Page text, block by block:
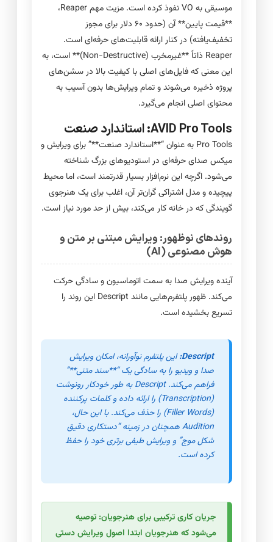
موسیقی به VO نفوذ کرده است. مزیت مهم Reaper،
**قیمت پایین** آن (حدود ۶۰ دلار برای مجوز
تخفیف‌یافته) در کنار ارائه قابلیت‌های حرفه‌ای است.
Reaper ذاتاً **غیرمخرب (Non-Destructive)** است، به
این معنی که فایل‌های اصلی با کیفیت بالا در سشن‌های
پروژه ذخیره می‌شوند و تمام ویرایش‌ها بدون آسیب به
محتوای اصلی انجام می‌گیرد.
AVID Pro Tools: استاندارد صنعت
Pro Tools به عنوان “**استاندارد صنعت**” برای ویرایش و
میکس صدای حرفه‌ای در استودیوهای بزرگ شناخته
می‌شود. اگرچه این نرم‌افزار بسیار قدرتمند است، اما محیط
پیچیده و مدل اشتراکی گران‌تر آن، اغلب برای یک هنرجوی
گویندگی که در خانه کار می‌کند، بیش از حد مورد نیاز است.
روندهای نوظهور: ویرایش مبتنی بر متن و
هوش مصنوعی (AI)
آینده ویرایش صدا به سمت اتوماسیون و سادگی حرکت
می‌کند. ظهور پلتفرم‌هایی مانند Descript این روند را
تسریع بخشیده است.
Descript: این پلتفرم نوآورانه، امکان ویرایش
صدا و ویدیو را به سادگی یک “**سند متنی**”
فراهم می‌کند. Descript به طور خودکار رونوشت
(Transcription) را ارائه داده و کلمات پرکننده
(Filler Words) را حذف می‌کند. با این حال،
Audition همچنان در زمینه “دستکاری دقیق
شکل موج” و ویرایش طیفی برتری خود را حفظ
کرده است.
جریان کاری ترکیبی برای هنرجویان: توصیه
می‌شود که هنرجویان ابتدا اصول ویرایش دستی